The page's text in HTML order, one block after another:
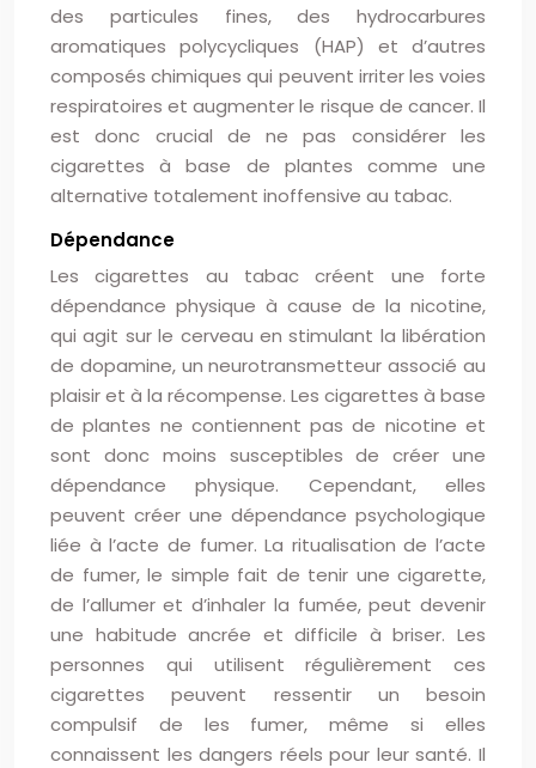
des particules fines, des hydrocarbures
aromatiques polycycliques (HAP) et d’autres
composés chimiques qui peuvent irriter les voies
respiratoires et augmenter le risque de cancer. Il
est donc crucial de ne pas considérer les
cigarettes à base de plantes comme une
alternative totalement inoffensive au tabac.
Dépendance
Les cigarettes au tabac créent une forte
dépendance physique à cause de la nicotine,
qui agit sur le cerveau en stimulant la libération
de dopamine, un neurotransmetteur associé au
plaisir et à la récompense. Les cigarettes à base
de plantes ne contiennent pas de nicotine et
sont donc moins susceptibles de créer une
dépendance physique. Cependant, elles
peuvent créer une dépendance psychologique
liée à l’acte de fumer. La ritualisation de l’acte
de fumer, le simple fait de tenir une cigarette,
de l’allumer et d’inhaler la fumée, peut devenir
une habitude ancrée et difficile à briser. Les
personnes qui utilisent régulièrement ces
cigarettes peuvent ressentir un besoin
compulsif de les fumer, même si elles
connaissent les dangers réels pour leur santé. Il